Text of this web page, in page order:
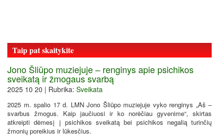
Taip pat skaitykite
Jono Šliūpo muziejuje – renginys apie psichikos
sveikatą ir žmogaus svarbą
2025 10 20 | Rubrika: Sveikata
2025 m. spalio 17 d. LMN Jono Šliūpo muziejuje vyko renginys „Aš –
svarbus žmogus. Kaip jaučiuosi ir ko norėčiau gyvenime“, skirtas
atkreipti dėmesį į psichikos sveikatą bei psichikos negalią turinčių
žmonių poreikius ir lūkesčius.